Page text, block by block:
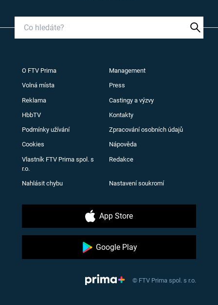
O FTV Prima Management
Volná místa Press
Reklama Castingy a výzvy
HbbTV Kontakty
Podmínky užívání Zpracování osobních údajů
Cookies Nápověda
Vlastník FTV Prima spol. s
r.o.
Redakce
Nahlásit chybu Nastavení soukromí
App Store
Google Play
© FTV Prima spol. s r.o.